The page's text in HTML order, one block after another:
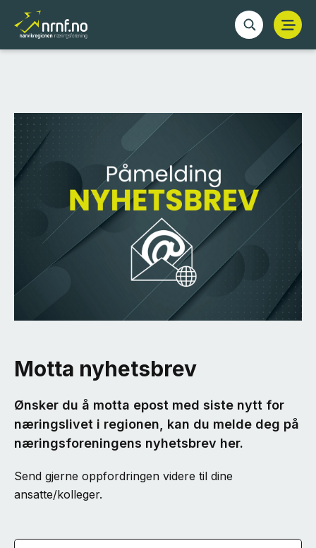
Motta nyhetsbrev
Ønsker du å motta epost med siste nytt for
næringslivet i regionen, kan du melde deg på
næringsforeningens nyhetsbrev her.
Send gjerne oppfordringen videre til dine
ansatte/kolleger.